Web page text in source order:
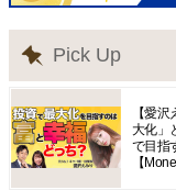
Pick Up
【愛
大化」
で目指
【